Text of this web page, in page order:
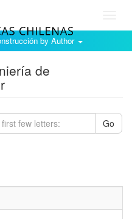
by Author
de
Go